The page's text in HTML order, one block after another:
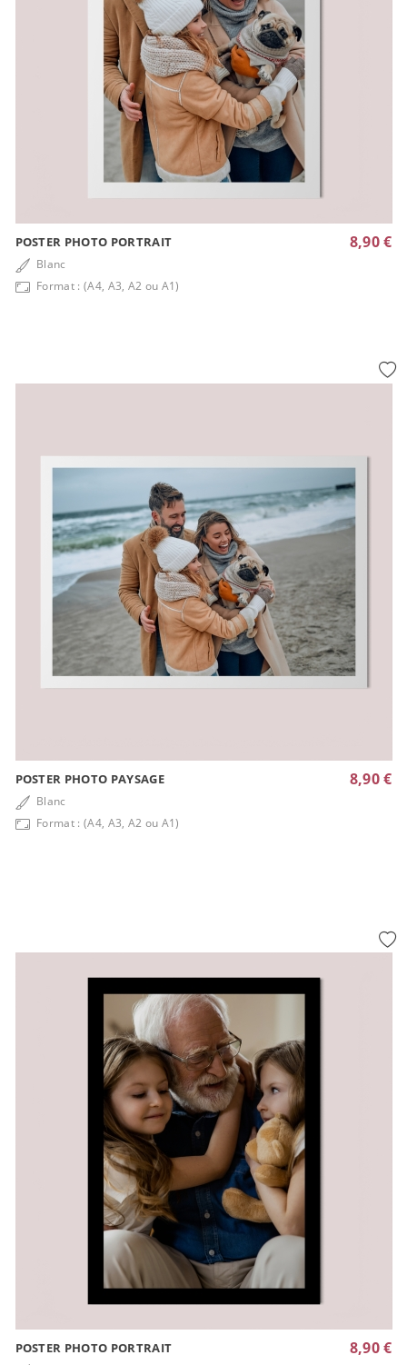
POSTER PHOTO PORTRAIT
Blanc
Format : (A4, A3, A2 ou A1)
8,90 €
POSTER PHOTO PAYSAGE
Blanc
Format : (A4, A3, A2 ou A1)
8,90 €
POSTER PHOTO PORTRAIT 8,90 €